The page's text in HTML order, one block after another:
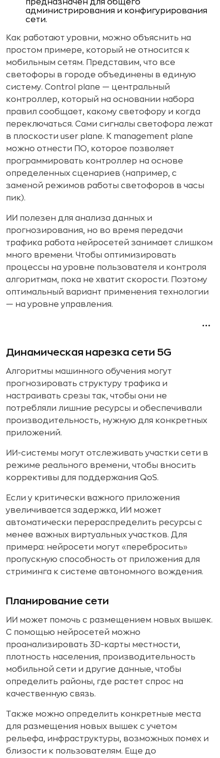
предназначен для общего
администрирования и конфигурирования
сети.
Как работают уровни, можно объяснить на
простом примере, который не относится к
мобильным сетям. Представим, что все
светофоры в городе объединены в единую
систему. Control plane — центральный
контроллер, который на основании набора
правил сообщает, какому светофору и когда
переключаться. Сами сигналы светофора лежат
в плоскости user plane. К management plane
можно отнести ПО, которое позволяет
программировать контроллер на основе
определенных сценариев (например, с
заменой режимов работы светофоров в часы
пик).
ИИ полезен для анализа данных и
прогнозирования, но во время передачи
трафика работа нейросетей занимает слишком
много времени. Чтобы оптимизировать
процессы на уровне пользователя и контроля
алгоритмам, пока не хватит скорости. Поэтому
оптимальный вариант применения технологии
— на уровне управления.
Динамическая нарезка сети 5G
Алгоритмы машинного обучения могут
прогнозировать структуру трафика и
настраивать срезы так, чтобы они не
потребляли лишние ресурсы и обеспечивали
производительность, нужную для конкретных
приложений.
ИИ-системы могут отслеживать участки сети в
режиме реального времени, чтобы вносить
коррективы для поддержания QoS.
Если у критически важного приложения
увеличивается задержка, ИИ может
автоматически перераспределить ресурсы с
менее важных виртуальных участков. Для
примера: нейросети могут «перебросить»
пропускную способность от приложения для
стриминга к системе автономного вождения.
Планирование сети
ИИ может помочь с размещением новых вышек.
С помощью нейросетей можно
проанализировать 3D-карты местности,
плотность населения, производительность
мобильной сети и другие данные, чтобы
определить районы, где растет спрос на
качественную связь.
Также можно определить конкретные места
для размещения новых вышек с учетом
рельефа, инфраструктуры, возможных помех и
близости к пользователям. Еще до